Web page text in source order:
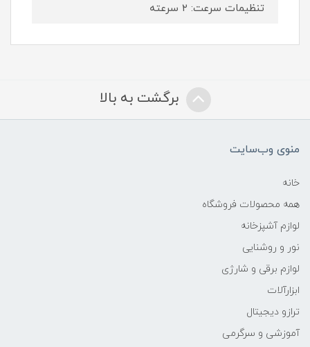
تنظیمات سرعت: ۲ سرعته
برگشت به بالا
منوی وب‌سایت
خانه
همه محصولات فروشگاه
لوازم آشپزخانه
نور و روشنایی
لوازم برقی و شارژی
ابزارآلات
ترازو دیجیتال
آموزشی و سرگرمی